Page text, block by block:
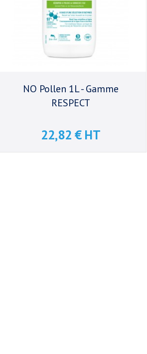
NO Pollen 1L - Gamme
RESPECT
Prix
22,82 € HT